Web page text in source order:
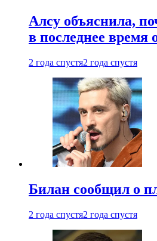
Алсу объяснила,
в последнее время
2 года спустя2 года спустя
Билан сообщил о
2 года спустя2 года спустя